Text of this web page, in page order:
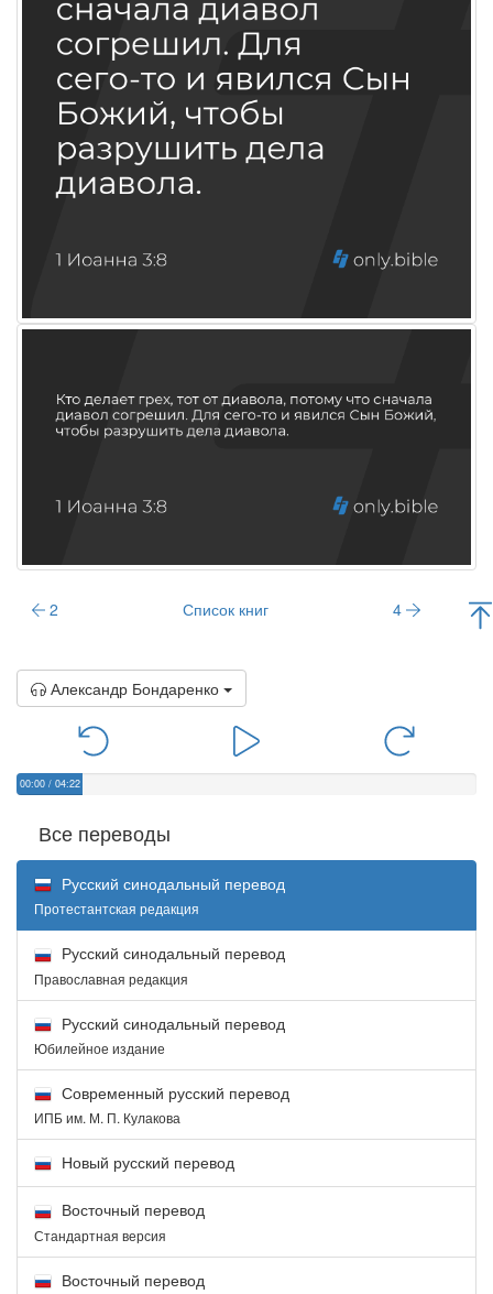
2 Список книг 4
Александр Бондаренко
00:00 / 04:22
Все переводы
Русский синодальный перевод
Протестантская редакция
Русский синодальный перевод
Православная редакция
Русский синодальный перевод
Юбилейное издание
Современный русский перевод
ИПБ им. М. П. Кулакова
Новый русский перевод
Восточный перевод
Стандартная версия
Восточный перевод